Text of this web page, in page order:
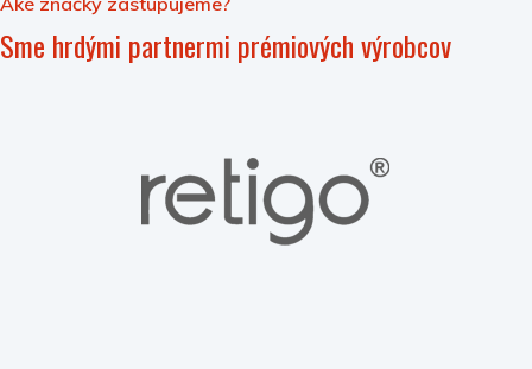
Sme hrdými partnermi prémiových výrobcov